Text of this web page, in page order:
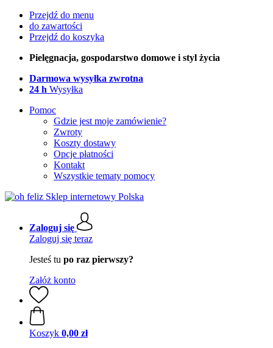
Przejdź do menu
do zawartości
Przejdź do koszyka
Pielęgnacja, gospodarstwo domowe i styl życia
Darmowa wysyłka zwrotna
24 h Wysyłka
Pomoc
Gdzie jest moje zamówienie?
Zwroty
Koszty dostawy
Opcje płatności
Kontakt
Wszystkie tematy pomocy
Zaloguj się
Zaloguj się teraz
Jesteś tu po raz pierwszy?
Załóż konto
Koszyk 0,00 zł